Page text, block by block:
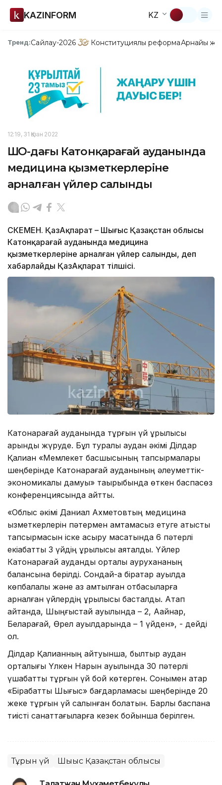
KAZINFORM KZ
Тренд:Сайлау-2026 Конституциялық реформаАрнайы
12:19, 31 Қазан 2022
ШҚО-дағы Катонқарағай ауданында
медицина қызметкерлеріне
арналған үйлер салынды
ӨСКЕМЕН. ҚазАқпарат – Шығыс Қазақстан облысы
Катонқарағай ауданында медицина
қызметкерлеріне арналған үйлер салынды, деп
хабарлайды ҚазАқпарат тілшісі.
Катонқарағай ауданында тұрғын үй құрылысы
қарқынды жүруде. Бұл туралы аудан әкімі Ділдар
Қалиқан «Мемлекет басшысының тапсырмалары
шеңберінде Катонқарағай ауданының әлеуметтік-
экономикалық дамуы» тақырыбында өткен баспасөз
конференциясында айтты.
«Облыс әкімі Даниал Ахметовтың медицина
қызметкерлерін пәтермен қамтамасыз етуге қатысты
тапсырмасын іске асыру мақсатында 6 пәтерлі
екіқабатты 3 үйдің құрылысы аяқталды. Үйлер
Катонқарағай аудандық орталық аурухананың
балансына берілді. Сондай-ақ бірқатар ауылда
көпбалалы және аз қамтылған отбасыларға
арналған үйлердің құрылысы басталды. Атап
айтқанда, Шыңғыстай ауылында – 2, Аққайнар,
Белқарағай, Өрел ауылдарында – 1 үйден», - дейді
ол.
Ділдар Қалиқанның айтуынша, былтыр аудан
орталығы Үлкен Нарын ауылында 30 пәтерлі
үшқабатты тұрғын үй бой көтерген. Сонымен қатар
«Бірқабатты Шығыс» бағдарламасы шеңберінде 20
жеке тұрғын үй салынған болатын. Барлық баспана
тиісті санаттағыларға кезек бойынша берілген.
Тұрғын үй Шығыс Қазақстан облысы